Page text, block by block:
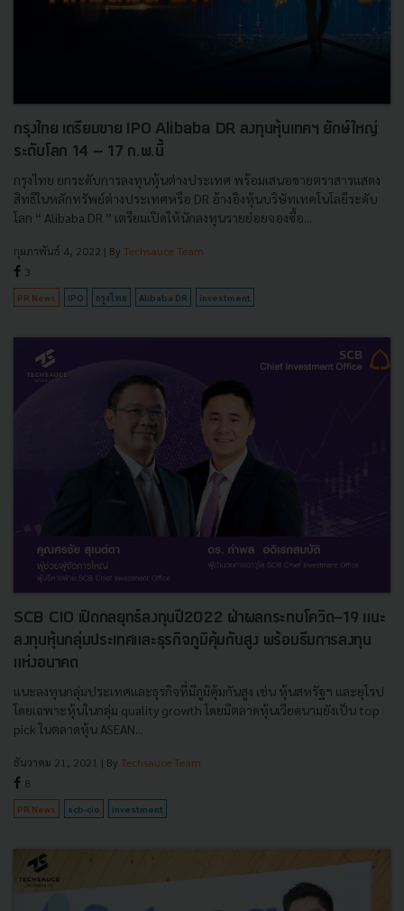
กรุงไทย เตรียมขาย IPO Alibaba DR ลงทุนหุ้นเทคฯ ยักษ์ใหญ่
ระดับโลก 14 – 17 ก.พ.นี้
กรุงไทย ยกระดับการลงทุนหุ้นต่างประเทศ พร้อมเสนอขายตราสารแสดง
สิทธิในหลักทรัพย์ต่างประเทศหรือ DR อ้างอิงหุ้นบริษัทเทคโนโลยีระดับ
โลก “ Alibaba DR ” เตรียมเปิดให้นักลงทุนรายย่อยจองซื้อ...
กุมภาพันธ์ 4, 2022 | By Techsauce Team
3
PR News IPO กรุงไทย Alibaba DR investment
SCB CIO เปิดกลยุทธ์ลงทุนปี2022 ฝ่าผลกระทบโควิด-19 แนะ
ลงทุนหุ้นกลุ่มประเทศและธุรกิจภูมิคุ้มกันสูง พร้อมธีมการลงทุน
แห่งอนาคต
แนะลงทุนกลุ่มประเทศและธุรกิจที่มีภูมิคุ้มกันสูง เช่น หุ้นสหรัฐฯ และยุโรป
โดยเฉพาะหุ้นในกลุ่ม quality growth โดยมีตลาดหุ้นเวียดนามยังเป็น top
pick ในตลาดหุ้น ASEAN...
ธันวาคม 21, 2021 | By Techsauce Team
8
PR News scb-cio investment